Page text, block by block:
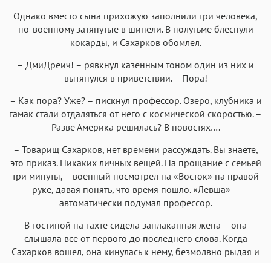
Однако вместо сына прихожую заполнили три человека,
по-военному затянутые в шинели. В полутьме блеснули
кокарды, и Сахарков обомлел.
– ДмиДреич! – рявкнул казенным тоном один из них и
вытянулся в приветствии. – Пора!
– Как пора? Уже? – пискнул профессор. Озеро, клубника и
гамак стали отдаляться от него с космической скоростью. –
Разве Америка решилась? В новостях….
– Товарищ Сахарков, нет времени рассуждать. Вы знаете,
это приказ. Никаких личных вещей. На прощание с семьей
три минуты, – военный посмотрел на «Восток» на правой
руке, давая понять, что время пошло. «Левша» –
автоматически подумал профессор.
В гостиной на тахте сидела заплаканная жена – она
слышала все от первого до последнего слова. Когда
Сахарков вошел, она кинулась к нему, безмолвно рыдая и